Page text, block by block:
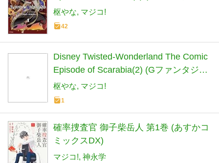
コミックス)
枢やな マジコ!
42
Disney Twisted-Wonderland The Comic
Episode of Scarabia(2) (Gファンタジー
コミックス)
枢やな マジコ!
1
確率捜査官 御子柴岳人 第1巻 (あすかコ
ミックスDX)
マジコ! 神永学